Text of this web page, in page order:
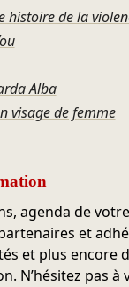
histoire de la
Alba
visage de femme
agenda de
et
et plus encore
N’hésitez pas à